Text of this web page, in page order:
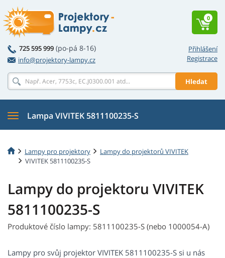
Přihlášení
Registrace
725 595 999 (po-pá 8-16)
info@projektory-lampy.cz
Hledat
0
Lampa VIVITEK 5811100235-S
Lampy pro projektory
Lampy do projektorů VIVITEK
VIVITEK 5811100235-S
Lampy do projektoru VIVITEK
5811100235-S
Produktové číslo lampy: 5811100235-S (nebo 1000054-A)
Lampy pro svůj projektor VIVITEK 5811100235-S si u nás